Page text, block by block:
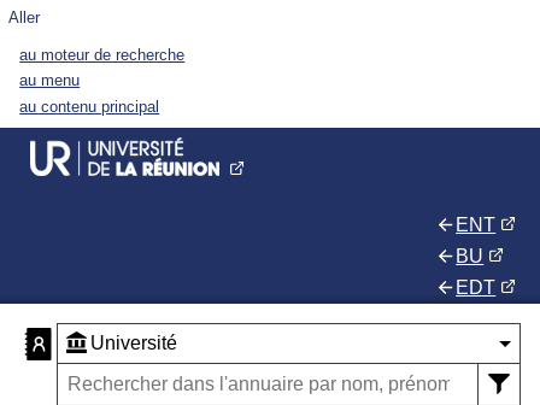
Aller
au moteur de recherche
au menu
au contenu principal
ENT
BU
EDT